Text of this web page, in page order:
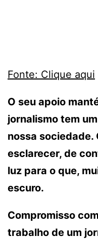
Fonte: Clique aqui
O seu apoio
jornalismo tem
nossa sociedade.
esclarecer, de
luz para o que,
escuro.
Compromisso
trabalho de um